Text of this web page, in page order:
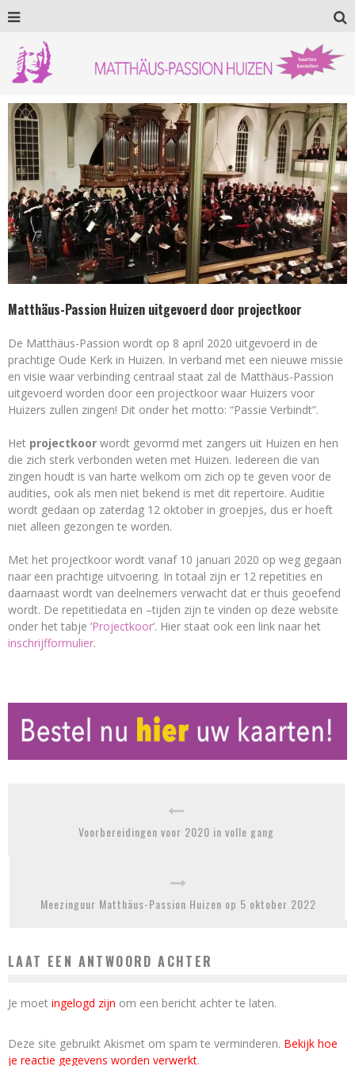
Matthäus-Passion Huizen uitgevoerd door projectkoor
De Matthäus-Passion wordt op 8 april 2020 uitgevoerd in de
prachtige Oude Kerk in Huizen. In verband met een nieuwe missie
en visie waar verbinding centraal staat zal de Matthäus-Passion
uitgevoerd worden door een projectkoor waar Huizers voor
Huizers zullen zingen! Dit onder het motto: “Passie Verbindt”.
Het projectkoor wordt gevormd met zangers uit Huizen en hen
die zich sterk verbonden weten met Huizen. Iedereen die van
zingen houdt is van harte welkom om zich op te geven voor de
audities, ook als men niet bekend is met dit repertoire. Auditie
wordt gedaan op zaterdag 12 oktober in groepjes, dus er hoeft
niet alleen gezongen te worden.
Met het projectkoor wordt vanaf 10 januari 2020 op weg gegaan
naar een prachtige uitvoering. In totaal zijn er 12 repetities en
daarnaast wordt van deelnemers verwacht dat er thuis geoefend
wordt. De repetitiedata en –tijden zijn te vinden op deze website
onder het tabje ‘Projectkoor‘. Hier staat ook een link naar het
inschrijfformulier.
Voorbereidingen voor 2020 in volle gang
Meezinguur Matthäus-Passion Huizen op 5 oktober 2022
LAAT EEN ANTWOORD ACHTER
Je moet ingelogd zijn om een bericht achter te laten.
Deze site gebruikt Akismet om spam te verminderen. Bekijk hoe
je reactie gegevens worden verwerkt.